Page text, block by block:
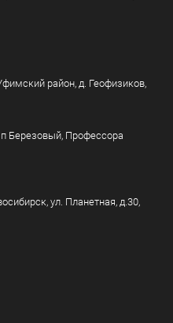
район, д. Геофизиков,
п Березовый, Профессора
ул. Планетная, д.30,